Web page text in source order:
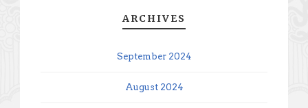
ARCHIVES
September 2024
August 2024